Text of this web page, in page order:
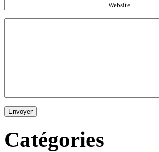
Website
Envoyer
Catégories